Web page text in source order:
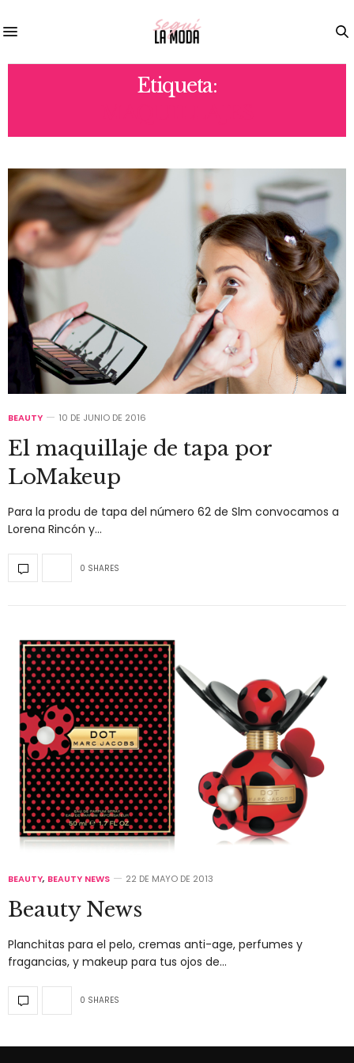
Etiqueta:
BEAUTY 10 DE JUNIO DE 2016
El maquillaje de tapa por
LoMakeup
Para la produ de tapa del número 62 de Slm convocamos a
Lorena Rincón y…
0 SHARES
BEAUTY, BEAUTY NEWS 22 DE MAYO DE 2013
Beauty News
Planchitas para el pelo, cremas anti-age, perfumes y
fragancias, y makeup para tus ojos de…
0 SHARES